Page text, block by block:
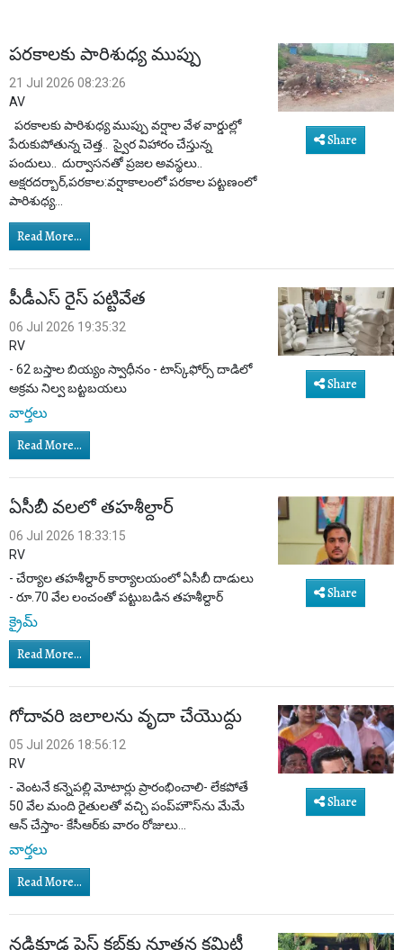
పరకాలకు పారిశుధ్య ముప్పు
21 Jul 2026 08:23:26
AV
పరకాలకు పారిశుధ్య ముప్పు వర్షాల వేళ వార్డుల్లో
పేరుకుపోతున్న చెత్త.. స్వైర విహారం చేస్తున్న
పందులు.. దుర్వాసనతో ప్రజల అవస్థలు..
అక్షరదర్బార్,పరకాల:వర్షాకాలంలో పరకాల పట్టణంలో
పారిశుధ్య...
Read More...
Share
పీడీఎస్ రైస్ పట్టివేత
06 Jul 2026 19:35:32
RV
- 62 బస్తాల బియ్యం స్వాధీనం - టాస్క్‌ఫోర్స్ దాడిలో
అక్రమ నిల్వ బట్టబయలు
వార్తలు
Read More...
Share
ఏసీబీ వలలో తహశీల్దార్
06 Jul 2026 18:33:15
RV
- చేర్యాల తహశీల్దార్ కార్యాలయంలో ఏసీబీ దాడులు
- రూ.70 వేల లంచంతో పట్టుబడిన తహశీల్దార్
క్రైమ్
Read More...
Share
గోదావరి జలాలను వృదా చేయొద్దు
05 Jul 2026 18:56:12
RV
- వెంటనే కన్నెపల్లి మోటార్లు ప్రారంభించాలి- లేకపోతే
50 వేల మంది రైతులతో వచ్చి పంప్‌హౌస్‌ను మేమే
ఆన్ చేస్తాం- కేసీఆర్‌కు వారం రోజులు...
వార్తలు
Read More...
Share
నడికూడ ప్రెస్ క్లబ్‌కు నూతన కమిటీ